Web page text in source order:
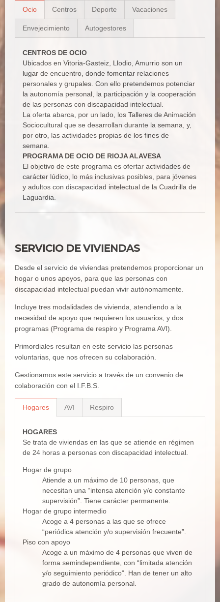
Ocio Centros Deporte Vacaciones
Envejecimiento Autogestores
CENTROS DE OCIO
Ubicados en Vitoria-Gasteiz, Llodio, Amurrio son un
lugar de encuentro, donde fomentar relaciones
personales y grupales. Con ello pretendemos potenciar
la autonomía personal, la participación y la cooperación
de las personas con discapacidad intelectual.
La oferta abarca, por un lado, los Talleres de Animación
Sociocultural que se desarrollan durante la semana, y,
por otro, las actividades propias de los fines de
semana.
PROGRAMA DE OCIO DE RIOJA ALAVESA
El objetivo de este programa es ofertar actividades de
carácter lúdico, lo más inclusivas posibles, para jóvenes
y adultos con discapacidad intelectual de la Cuadrilla de
Laguardia.
SERVICIO DE VIVIENDAS
Desde el servicio de viviendas pretendemos proporcionar un
hogar o unos apoyos, para que las personas con
discapacidad intelectual puedan vivir autónomamente.
Incluye tres modalidades de vivienda, atendiendo a la
necesidad de apoyo que requieren los usuarios, y dos
programas (Programa de respiro y Programa AVI).
Primordiales resultan en este servicio las personas
voluntarias, que nos ofrecen su colaboración.
Gestionamos este servicio a través de un convenio de
colaboración con el I.F.B.S.
Hogares AVI Respiro
HOGARES
Se trata de viviendas en las que se atiende en régimen
de 24 horas a personas con discapacidad intelectual.
Hogar de grupo
Atiende a un máximo de 10 personas, que
necesitan una “intensa atención y/o constante
supervisión”. Tiene carácter permanente.
Hogar de grupo intermedio
Acoge a 4 personas a las que se ofrece
“periódica atención y/o supervisión frecuente”.
Piso con apoyo
Acoge a un máximo de 4 personas que viven de
forma semindependiente, con “limitada atención
y/o seguimiento periódico”. Han de tener un alto
grado de autonomía personal.